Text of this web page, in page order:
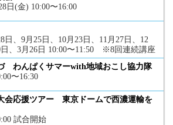
日(金) 10:00〜16:00
日、9月25日、10月23日、11月27日、12
日、3月26日 10:00〜11:50 ※8回連続講座
わんぱくサマーwith地域おこし協力隊
〜16:30
会応援ツアー 東京ドームで西濃運輸を
試合開始